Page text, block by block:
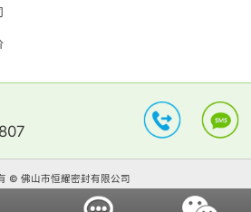
© 佛山市恒耀密封有限公司